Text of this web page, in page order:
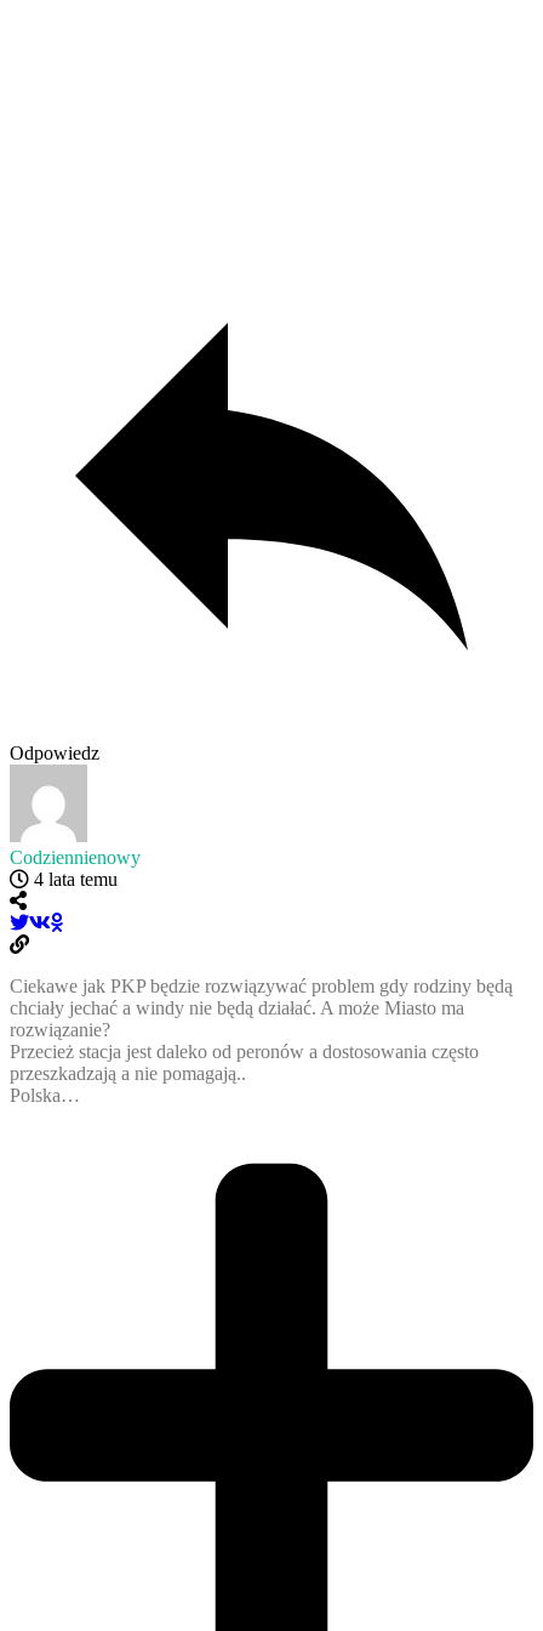
Odpowiedz
Codziennienowy
4 lata temu
Ciekawe jak PKP będzie rozwiązywać problem gdy rodziny będą
chciały jechać a windy nie będą działać. A może Miasto ma
rozwiązanie?
Przecież stacja jest daleko od peronów a dostosowania często
przeszkadzają a nie pomagają..
Polska…